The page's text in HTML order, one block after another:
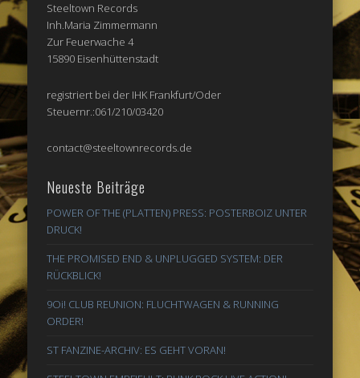
Steeltown Records
Inh.Maria Zimmermann
Zur Feuerwache 4
15890 Eisenhüttenstadt
registriert bei der IHK Frankfurt/Oder
Steuernr.:061/210/03420
contact@steeltownrecords.de
Neueste Beiträge
POWER OF THE (PLATTEN) PRESS: POSTERBOIZ UNTER
DRUCK!
THE PROMISED END & UNPLUGGED SYSTEM: DER
RÜCKBLICK!
9Oi! CLUB REUNION: FLUCHTWAGEN & RUNNING
ORDER!
ST FANZINE-ARCHIV: ES GEHT VORAN!